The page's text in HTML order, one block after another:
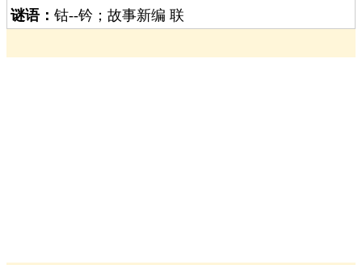
谜语： 钴--钤；故事新编 联